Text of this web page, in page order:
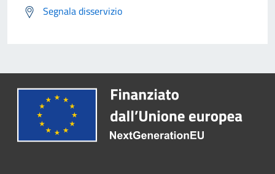
Segnala disservizio